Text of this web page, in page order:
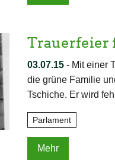
Trauerfeier
03.07.15- Mit einer
die grüne Familie
Tschiche. Er wird
Parlament
Mehr